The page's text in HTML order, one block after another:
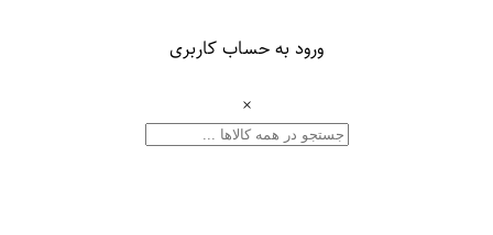
ورود به حساب کاربری
×